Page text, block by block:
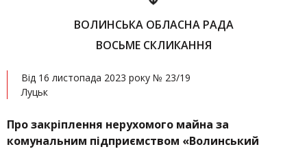
ВОЛИНСЬКА ОБЛАСНА РАДА
ВОСЬМЕ СКЛИКАННЯ
Від 16 листопада 2023 року № 23/19
Луцьк
Про закріплення нерухомого майна за
комунальним підприємством «Волинський